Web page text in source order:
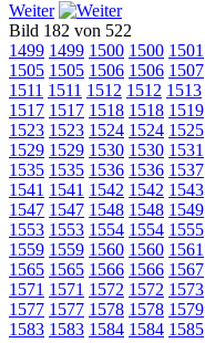
Weiter
Bild 182 von 522
1499 1499 1500 1500 1501
1505 1505 1506 1506 1507
1511 1511 1512 1512 1513
1517 1517 1518 1518 1519
1523 1523 1524 1524 1525
1529 1529 1530 1530 1531
1535 1535 1536 1536 1537
1541 1541 1542 1542 1543
1547 1547 1548 1548 1549
1553 1553 1554 1554 1555
1559 1559 1560 1560 1561
1565 1565 1566 1566 1567
1571 1571 1572 1572 1573
1577 1577 1578 1578 1579
1583 1583 1584 1584 1585